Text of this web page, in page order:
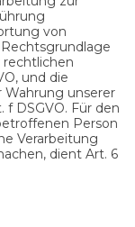
von
Rechtsgrundlage
rechtlichen
und die
Wahrung unserer
f DSGVO. Für den
Person
Verarbeitung
dient Art. 6